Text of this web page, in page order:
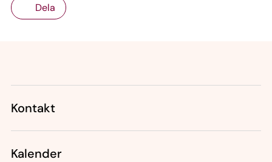
Dela
Kontakt
Kalender